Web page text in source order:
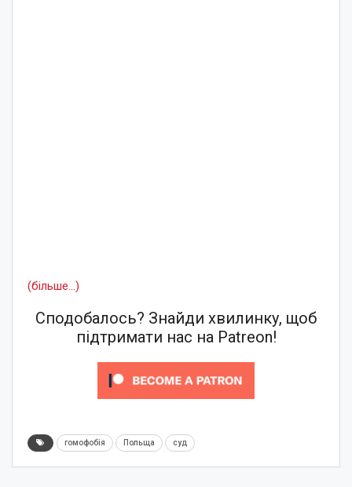
(більше…)
Сподобалось? Знайди хвилинку, щоб
підтримати нас на Patreon!
гомофобія Польща суд